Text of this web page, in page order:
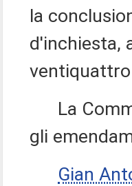
la
d'inchiesta,
La
gli
Gian